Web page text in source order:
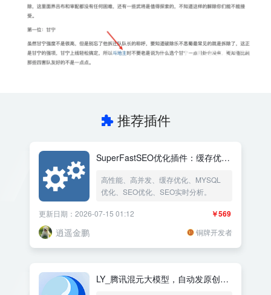
推荐插件
SuperFastSEO优化插件：缓存优化
化
高性能、高并发、缓存优化、MYSQL
优化、SEO优化、SEO实时分析。
￥569
更新日期：2026-07-15 01:12
逍遥金鹏 铜牌开发者
LY_腾讯混元大模型，自动发原创文